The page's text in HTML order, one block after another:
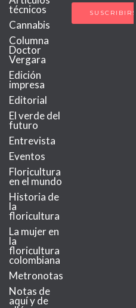
técnicos
Cannabis
Columna
Doctor
Vergara
Edición
impresa
Editorial
El verde del
futuro
Entrevista
Eventos
Floricultura
en el mundo
Historia de
la
floricultura
La mujer en
la
floricultura
colombiana
Metronotas
Notas de
aquí y de